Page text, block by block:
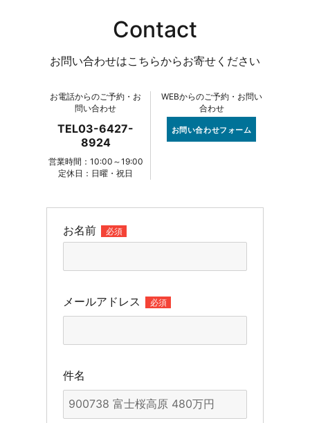
Contact
お問い合わせはこちらからお寄せください
お電話からのご予約・お
問い合わせ
TEL03-6427-
8924
営業時間：10:00～19:00
定休日：日曜・祝日
WEBからのご予約・お問い
合わせ
お問い合わせフォーム
お名前 必須
メールアドレス 必須
件名